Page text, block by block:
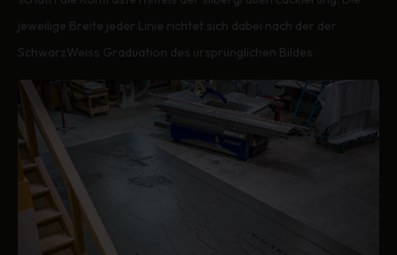
jeweilige Breite jeder Linie richtet sich dabei nach der der
SchwarzWeiss Graduation des ursprünglichen Bildes.